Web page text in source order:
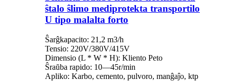
ŝtalo ŝlimo mediprotekta transportilo
U tipo malalta forto
Ŝarĝkapacito: 21,2 m3/h
Tensio: 220V/380V/415V
Dimensio (L * W * H): Kliento Peto
Ŝraŭba rapido: 10—45r/min
Apliko: Karbo, cemento, pulvoro, manĝaĵo, ktp